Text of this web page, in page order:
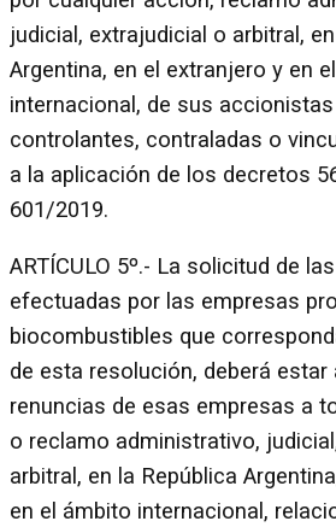
judicial, extrajudicial o arbitral,
Argentina, en el extranjero y en
internacional, de sus
controlantes, contraladas o
a la aplicación de los decretos
601/2019.
ARTÍCULO 5º.- La solicitud de
efectuadas por las empresas
biocombustibles que
de esta resolución, deberá
renuncias de esas empresas a
o reclamo administrativo,
arbitral, en la República
en el ámbito internacional,